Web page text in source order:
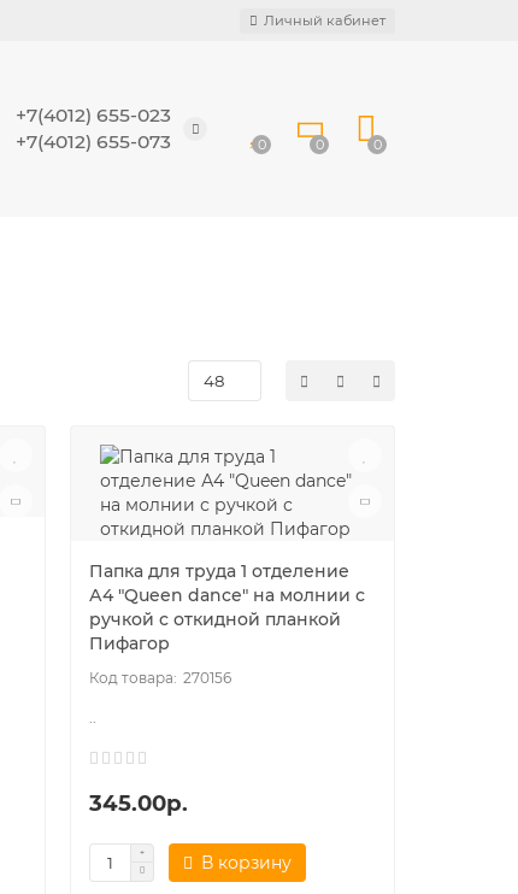
Личный кабинет
+7(4012) 655-023
+7(4012) 655-073
0 0 0
Папка для труда 1 отделение
А4 "Queen dance" на молнии с
ручкой с откидной планкой
Пифагор
270156
345.00р.
В корзину